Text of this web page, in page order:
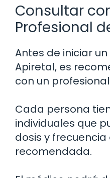
Consultar
Profesional
Antes de iniciar
Apiretal, es
con un
Cada persona
individuales que
dosis y
recomendada.